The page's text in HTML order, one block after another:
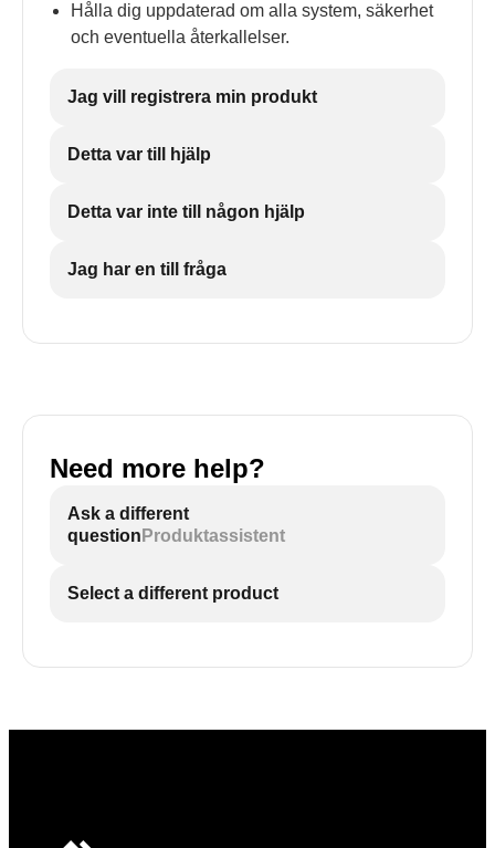
Hålla dig uppdaterad om alla system, säkerhet
och eventuella återkallelser.
Jag vill registrera min produkt
Detta var till hjälp
Detta var inte till någon hjälp
Jag har en till fråga
Need more help?
Ask a different
question Produktassistent
Select a different product